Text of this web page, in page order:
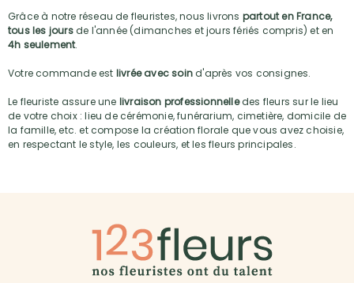
Grâce à notre réseau de fleuristes, nous livrons partout en France,
tous les joursde l'année (dimanches et jours fériés compris) et en
4h seulement.
Votre commande est livrée avec soind'après vos consignes.
Le fleuriste assure une livraison professionnelledes fleurs sur le lieu
de votre choix : lieu de cérémonie, funérarium, cimetière, domicile de
la famille, etc. et compose la création florale que vous avez choisie,
en respectant le style, les couleurs, et les fleurs principales.